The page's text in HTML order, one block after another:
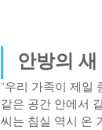
안방의
“우리 가족이 제일
같은 공간 안에서
씨는 침실 역시 온